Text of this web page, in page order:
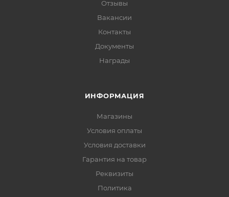
Отзывы
Вакансии
Контакты
Документы
Награды
ИНФОРМАЦИЯ
Магазины
Условия оплаты
Условия доставки
Гарантия на товар
Реквизиты
Политика